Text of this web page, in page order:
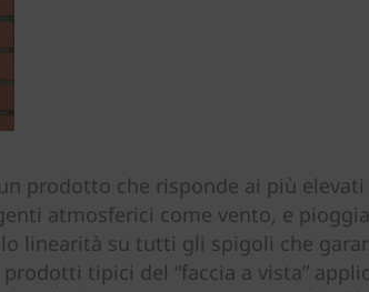
prodotto che risponde ai più
atmosferici come vento, e
linearità su tutti gli spigoli che
tipici del “faccia a vista”